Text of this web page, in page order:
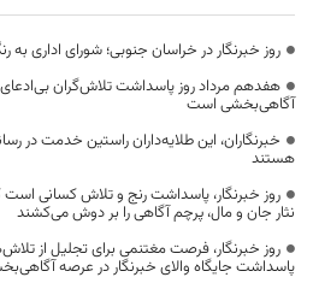
روز خبرنگار در خراسان جنوبی؛ شورای اداری به
هفدهم مرداد روز پاسداشت تلاش‌گران
آگاهی‌بخشی است
خبرنگاران، این طلایه‌داران راستین خدمت در
هستند
روز خبرنگار، پاسداشت رنج و تلاش کسانی
نثار جان و مال، پرچم آگاهی را بر دوش می‌کشند
روز خبرنگار، فرصت مغتنمی برای تجلیل از
پاسداشت جایگاه والای خبرنگار در عرصه